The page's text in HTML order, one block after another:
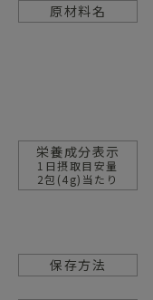
原材料名
栄養成分表示
1日摂取目安量
2包(4g)当たり
保存方法